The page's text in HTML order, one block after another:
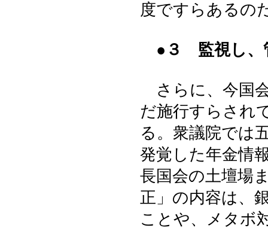
度ですらあるの
●３ 監視し、
さらに、今国
だ施行すらされ
る。衆議院では
発覚した年金情
長国会の土壇場
正」の内容は、
ことや、メタボ